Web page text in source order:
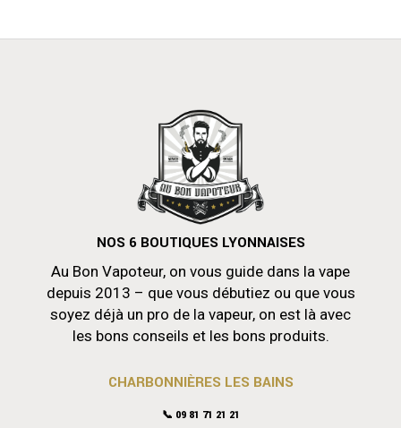
NOS 6 BOUTIQUES LYONNAISES
Au Bon Vapoteur, on vous guide dans la vape
depuis 2013 – que vous débutiez ou que vous
soyez déjà un pro de la vapeur, on est là avec
les bons conseils et les bons produits.
CHARBONNIÈRES LES BAINS
📞 09 81 71 21 21